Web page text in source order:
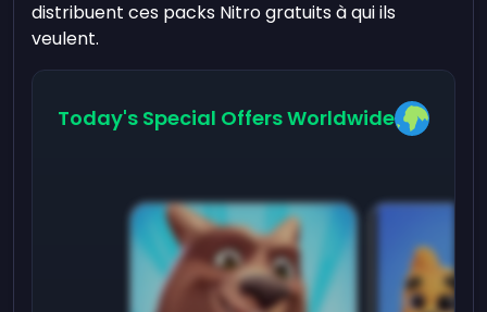
distribuent ces packs Nitro gratuits à qui ils
veulent.
Today's Special Offers Worldwide